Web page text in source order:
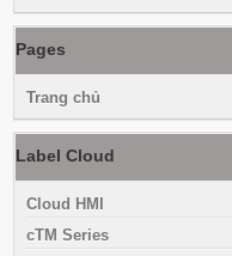
Pages
Trang chủ
Label Cloud
Cloud HMI
cTM Series